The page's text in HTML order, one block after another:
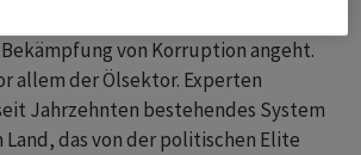
von Korruption angeht.
allem der Ölsektor. Experten
Jahrzehnten bestehendes System
das von der politischen Elite